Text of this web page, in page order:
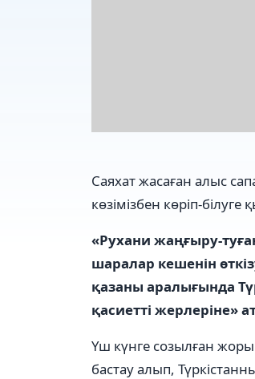
Саяхат жасаған алыс
көзімізбен көріп-
«Рухани жаңғыру-
шаралар кешенін
қазаны аралығында
қасиетті жерлеріне»
Үш күнге созылған
бастау алып,